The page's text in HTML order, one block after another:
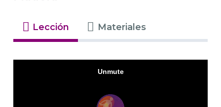
Lección Materiales